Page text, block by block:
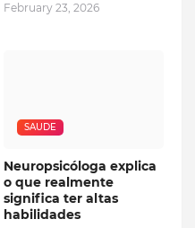
February 23, 2026
SAUDE
Neuropsicóloga explica
o que realmente
significa ter altas
habilidades